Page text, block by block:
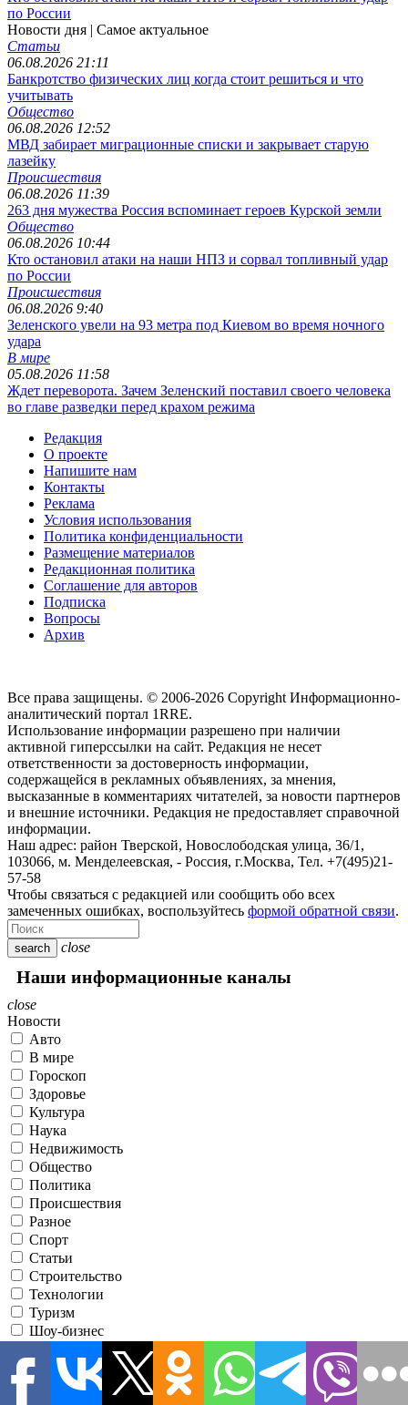
по России
Новости дня | Самое актуальное
Статьи
06.08.2026 21:11
Банкротство физических лиц когда стоит решиться и что
учитывать
Общество
06.08.2026 12:52
МВД забирает миграционные списки и закрывает старую
лазейку
Происшествия
06.08.2026 11:39
263 дня мужества Россия вспоминает героев Курской земли
Общество
06.08.2026 10:44
Кто остановил атаки на наши НПЗ и сорвал топливный удар
по России
Происшествия
06.08.2026 9:40
Зеленского увели на 93 метра под Киевом во время ночного
удара
В мире
05.08.2026 11:58
Ждет переворота. Зачем Зеленский поставил своего человека
во главе разведки перед крахом режима
Редакция
О проекте
Напишите нам
Контакты
Реклама
Условия использования
Политика конфиденциальности
Размещение материалов
Редакционная политика
Соглашение для авторов
Подписка
Вопросы
Архив
Все права защищены. © 2006-2026 CopyrightИнформационно-
аналитический портал 1RRE.
Использование информации разрешено при наличии
активной гиперссылки на сайт. Редакция не несет
ответственности за достоверность информации,
содержащейся в рекламных объявлениях, за мнения,
высказанные в комментариях читателей, за новости партнеров
и внешние источники. Редакция не предоставляет справочной
информации.
Наш адрес: район Тверской, Новослободская улица, 36/1,
103066, м. Менделеевская, - Россия, г.Москва, Тел. +7(495)21-
57-58
Чтобы связаться с редакцией или сообщить обо всех
замеченных ошибках, воспользуйтесь формой обратной связи.
search close
Наши информационные каналы
close
Новости
Авто
В мире
Гороскоп
Здоровье
Культура
Наука
Недвижимость
Общество
Политика
Происшествия
Разное
Спорт
Статьи
Строительство
Технологии
Туризм
Шоу-бизнес
Эксклюзив
Я принимаю условия использования